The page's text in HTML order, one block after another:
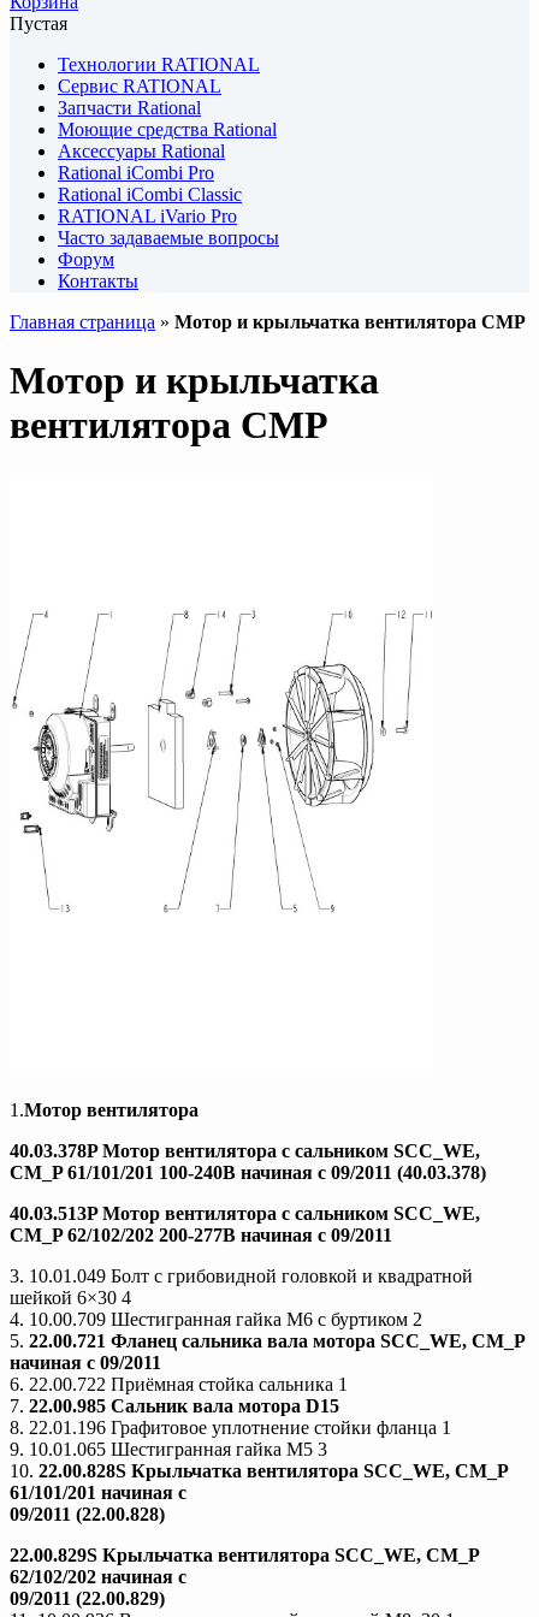
Пустая
Технологии RATIONAL
Сервис RATIONAL
Запчасти Rational
Моющие средства Rational
Аксессуары Rational
Rational iCombi Pro
Rational iCombi Classic
RATIONAL iVario Pro
Часто задаваемые вопросы
Форум
Контакты
Главная страница » Мотор и крыльчатка вентилятора CMP
Мотор и крыльчатка
вентилятора CMP
1.Мотор вентилятора
40.03.378P Мотор вентилятора с сальником SCC_WE,
CM_P 61/101/201 100-240B начиная с 09/2011 (40.03.378)
40.03.513P Мотор вентилятора с сальником SCC_WE,
CM_P 62/102/202 200-277B начиная с 09/2011
3. 10.01.049 Болт с грибовидной головкой и квадратной
шейкой 6×30 4
4. 10.00.709 Шестигранная гайка М6 с буртиком 2
5. 22.00.721 Фланец сальника вала мотора SCC_WE, CM_P
начиная с 09/2011
6. 22.00.722 Приёмная стойка сальника 1
7. 22.00.985 Сальник вала мотора D15
8. 22.01.196 Графитовое уплотнение стойки фланца 1
9. 10.01.065 Шестигранная гайка М5 3
10. 22.00.828S Крыльчатка вентилятора SCC_WE, CM_P
61/101/201 начиная с
09/2011 (22.00.828)
22.00.829S Крыльчатка вентилятора SCC_WE, CM_P
62/102/202 начиная с
09/2011 (22.00.829)